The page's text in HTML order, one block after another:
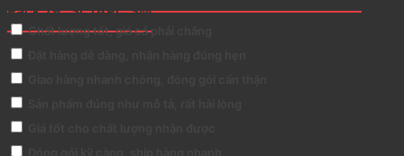
Rack 19” SC/APC SM
Chất lượng tốt, giá cả phải chăng